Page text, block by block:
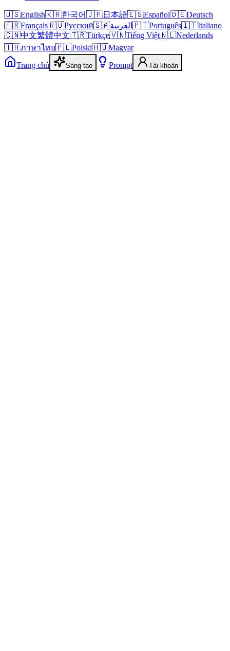
🇺🇸English🇰🇷한국어🇯🇵日本語🇪🇸Español🇩🇪Deutsch
🇫🇷Français🇷🇺Русский🇸🇦العربية 🇵🇹Português🇮🇹Italiano
🇨🇳中文繁體中文🇹🇷Türkçe🇻🇳Tiếng Việt🇳🇱Nederlands
🇹🇭ภาษาไทย🇵🇱Polski🇭🇺Magyar
Trang chủ
Sáng tạo Prompt Tài khoản